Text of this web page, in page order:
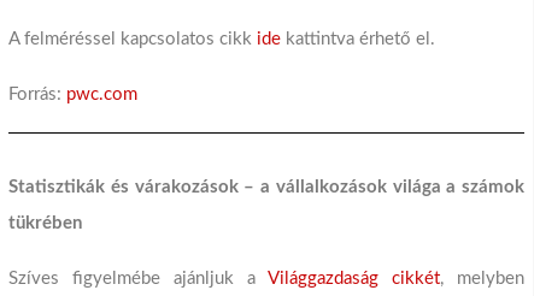
A felméréssel kapcsolatos cikk ide kattintva érhető el.
Forrás: pwc.com
Statisztikák és várakozások – a vállalkozások világa a számok
tükrében
Szíves figyelmébe ajánljuk a Világgazdaság cikkét, melyben